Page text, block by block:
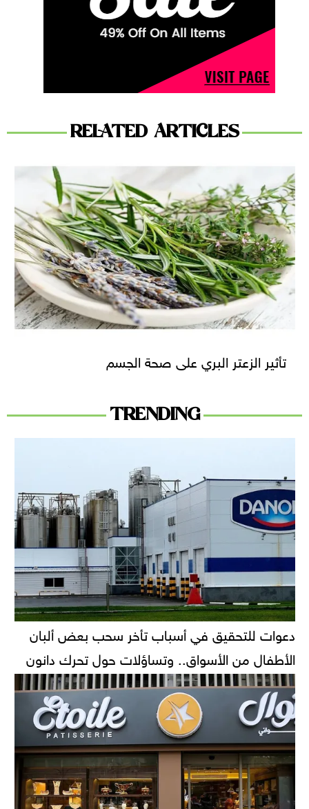
RELATED ARTICLES
تأثير الزعتر البري على صحة الجسم
TRENDING
دعوات للتحقيق في أسباب تأخر سحب بعض ألبان
الأطفال من الأسواق.. وتساؤلات حول تحرك دانون